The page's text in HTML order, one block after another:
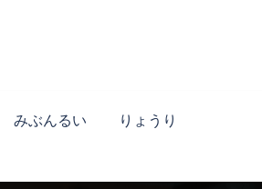
みぶんるい
りょうり